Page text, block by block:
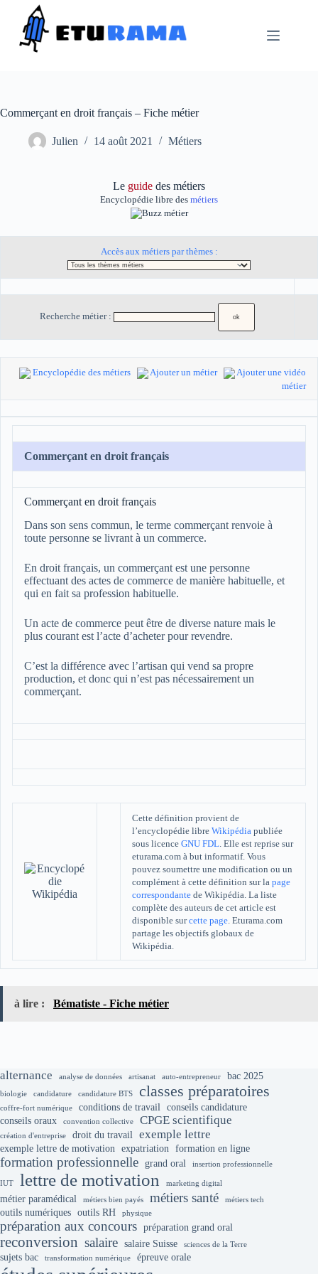
contenu
Commerçant en droit français – Fiche métier
Julien 14 août 2021 Métiers
Le guide des métiers
Encyclopédie libre des métiers
Accès aux métiers par thèmes :
Recherche métier :
Encyclopédie des métiers Ajouter un métier
Ajouter une vidéo
métier
Commerçant en droit français
Commerçant en droit français
Dans son sens commun, le terme commerçant renvoie à
toute personne se livrant à un commerce.
En droit français, un commerçant est une personne
effectuant des actes de commerce de manière habituelle, et
qui en fait sa profession habituelle.
Un acte de commerce peut être de diverse nature mais le
plus courant est l’acte d’acheter pour revendre.
C’est la différence avec l’artisan qui vend sa propre
production, et donc qui n’est pas nécessairement un
commerçant.
Cette définition provient de
l’encyclopédie libre Wikipédia publiée
sous licence GNU FDL. Elle est reprise sur
eturama.com à but informatif. Vous
pouvez soumettre une modification ou un
complément à cette définition sur la page
correspondante de Wikipédia. La liste
complète des auteurs de cet article est
disponible surcette page. Eturama.com
partage les objectifs globaux de
Wikipédia.
à lire : Bématiste - Fiche métier
alternance analyse de données artisanat auto-entrepreneur bac 2025
biologie candidature candidature BTS classes préparatoires
coffre-fort numérique conditions de travail conseils candidature
conseils oraux
convention collective CPGE scientifique
création d'entreprise droit du travail exemple lettre
exemple lettre de motivation expatriation formation en ligne
formation professionnelle grand oral insertion professionnelle
IUT lettre de motivation marketing digital
métier paramédical métiers bien payés métiers santé métiers tech
outils numériques outils RH physique
préparation aux concours préparation grand oral
reconversion salaire salaire Suisse sciences de la Terre
sujets bac transformation numérique épreuve orale